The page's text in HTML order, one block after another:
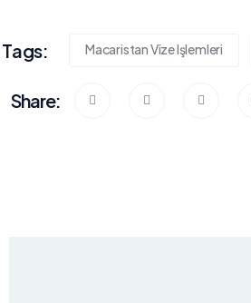
Tags: Macaristan Vize Işlemleri
Share: